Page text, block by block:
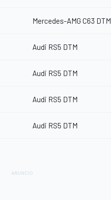
Mercedes-AMG C63 DTM
Audi RS5 DTM
Audi RS5 DTM
Audi RS5 DTM
Audi RS5 DTM